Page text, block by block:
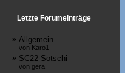
Letzte Forumeinträge
» Allgemein
von Karo1
» SC22 Sotschi
von gera